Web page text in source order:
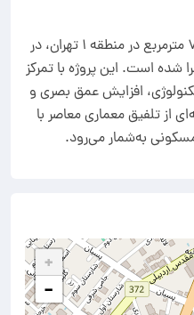
پروژه خانه شیشه‌ای با مساحت ۷۰ مترمربع در منطقه ۱ تهران، در
شده است. این پروژه با تمرکز
افزایش عمق بصری و
از تلفیق معماری معاصر با
به‌شمار می‌رود.
+
−